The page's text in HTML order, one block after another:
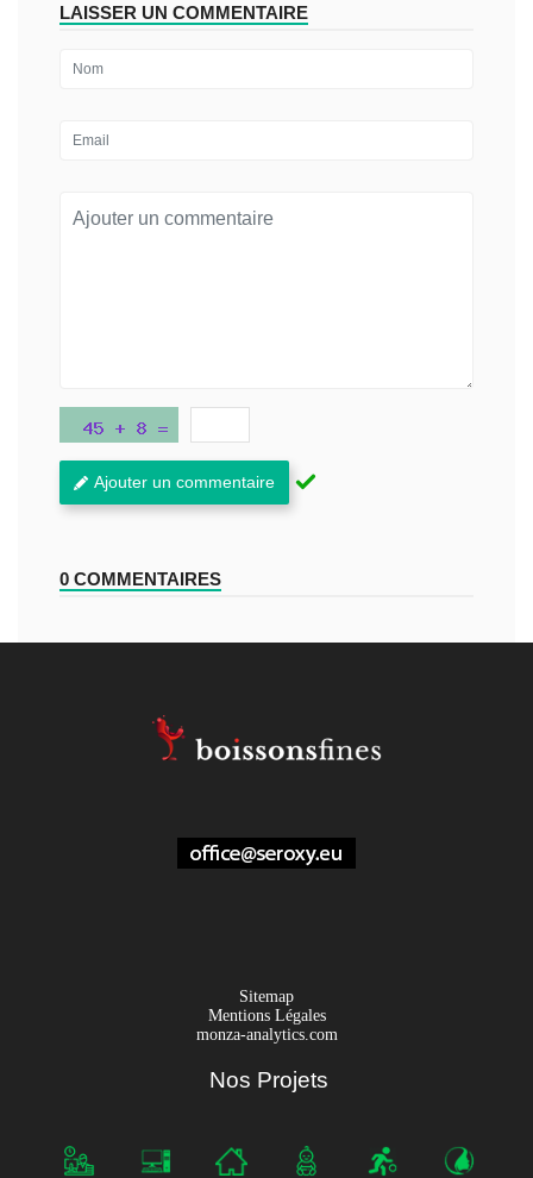
LAISSER UN COMMENTAIRE
Ajouter un commentaire
0 COMMENTAIRES
Sitemap
Mentions Légales
monza-analytics.com
Nos Projets